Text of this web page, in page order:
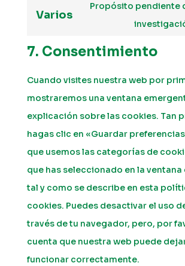
Varios
Propósito pendiente
7. Consentimiento
Cuando visites nuestra web por
mostraremos una ventana
explicación sobre las cookies. Tan
hagas clic en «Guardar
que usemos las categorías de
que has seleccionado en la
tal y como se describe en esta
cookies. Puedes desactivar el uso
través de tu navegador, pero, por
cuenta que nuestra web puede
funcionar correctamente.